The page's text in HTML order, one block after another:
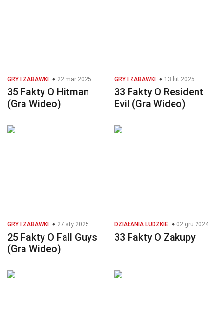
GRY I ZABAWKI 22 mar 2025
35 Fakty O Hitman
(Gra Wideo)
GRY I ZABAWKI 13 lut 2025
33 Fakty O Resident
Evil (Gra Wideo)
GRY I ZABAWKI 27 sty 2025
25 Fakty O Fall Guys
(Gra Wideo)
DZIAŁANIA LUDZKIE 02 gru 2024
33 Fakty O Zakupy